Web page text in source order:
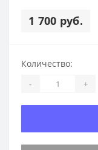
1 700 руб.
Количество:
- +